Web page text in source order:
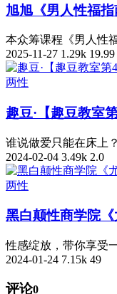
旭旭《男人性福
本众筹课程《男人性
2025-11-27 1.29k 19.99
两性
趣豆·【趣豆教室
谁说做爱只能在床上
2024-02-04 3.49k 2.0
两性
黑白颠性商学院《
性感绽放，带你享受
2024-01-24 7.15k 49
评论0